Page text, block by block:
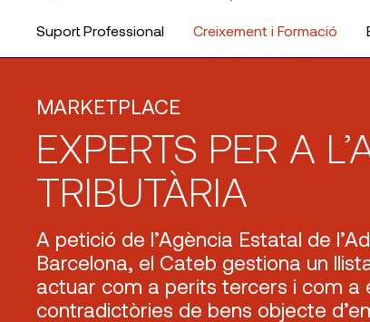
Suport Professional Creixement i Formació
MARKETPLACE
EXPERTS PER A
TRIBUTÀRIA
A petició de l’Agència Estatal de
Barcelona, el Cateb gestiona un
actuar com a perits tercers i com a
contradictòries de bens objecte